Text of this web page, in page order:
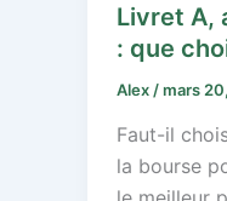
Livret A,
: que
Alex /mars
Faut-il
la bourse